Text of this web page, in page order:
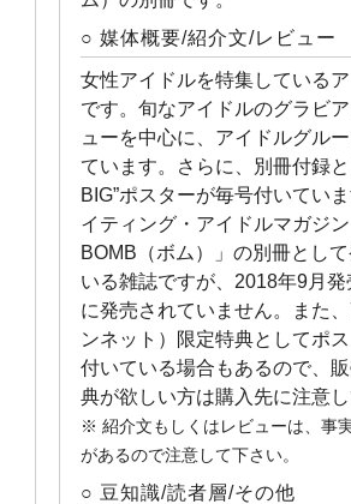
○ 媒体概要/紹介文/レビュー
女性アイドルを特集している
です。旬なアイドルのグラビ
ューを中心に、アイドルグル
ています。さらに、別冊付録と
BIG”ポスターが毎号付いてい
イティング・アイドルマガジン
BOMB（ボム）」の別冊とし
いる雑誌ですが、2018年9月発
に発売されていません。また
ンネット）限定特典としてポ
付いている場合もあるので、
典が欲しい方は購入先に注意し
※ 紹介文もしくはレビューは、事
があるので注意して下さい。
○ 豆知識/読者層/その他